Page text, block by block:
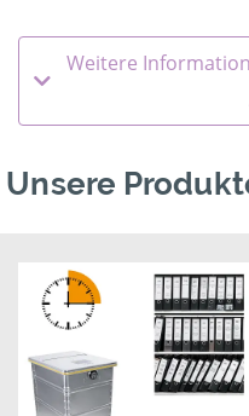
Weitere
Unsere